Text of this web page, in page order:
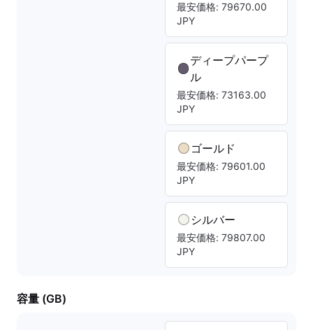
最安価格: 79670.00
JPY
ディープパープ
ル
最安価格: 73163.00
JPY
ゴールド
最安価格: 79601.00
JPY
シルバー
最安価格: 79807.00
JPY
容量 (GB)